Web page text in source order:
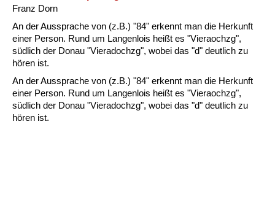
Franz Dorn
An der Aussprache von (z.B.) "84" erkennt man die Herkunft
einer Person. Rund um Langenlois heißt es "Vieraochzg",
südlich der Donau "Vieradochzg", wobei das "d" deutlich zu
hören ist.
An der Aussprache von (z.B.) "84" erkennt man die Herkunft
einer Person. Rund um Langenlois heißt es "Vieraochzg",
südlich der Donau "Vieradochzg", wobei das "d" deutlich zu
hören ist.